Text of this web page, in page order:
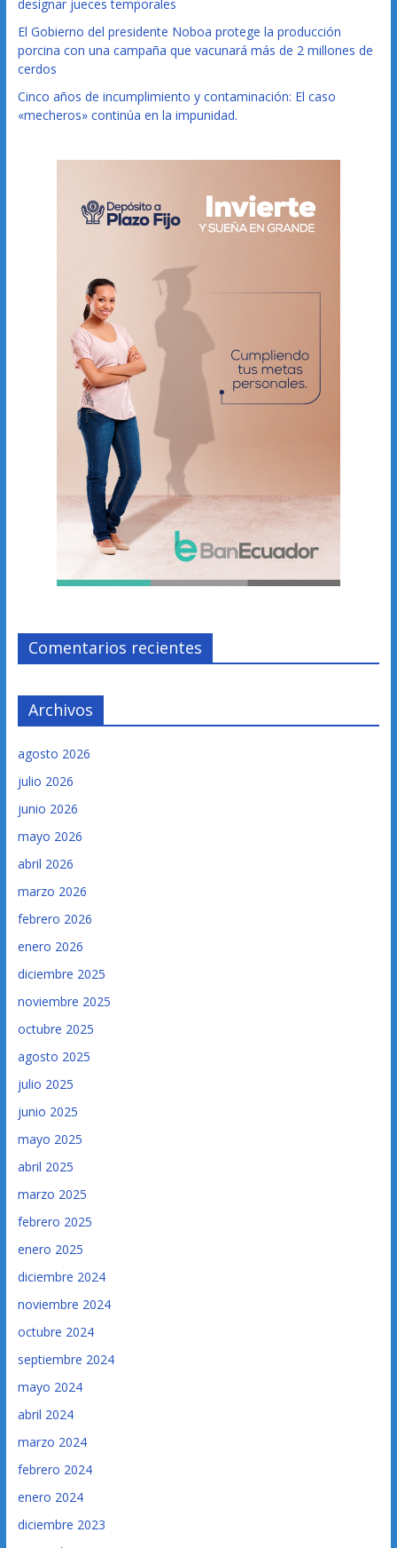
designar jueces temporales
El Gobierno del presidente Noboa protege la producción
porcina con una campaña que vacunará más de 2 millones de
cerdos
Cinco años de incumplimiento y contaminación: El caso
«mecheros» continúa en la impunidad.
Comentarios recientes
Archivos
agosto 2026
julio 2026
junio 2026
mayo 2026
abril 2026
marzo 2026
febrero 2026
enero 2026
diciembre 2025
noviembre 2025
octubre 2025
agosto 2025
julio 2025
junio 2025
mayo 2025
abril 2025
marzo 2025
febrero 2025
enero 2025
diciembre 2024
noviembre 2024
octubre 2024
septiembre 2024
mayo 2024
abril 2024
marzo 2024
febrero 2024
enero 2024
diciembre 2023